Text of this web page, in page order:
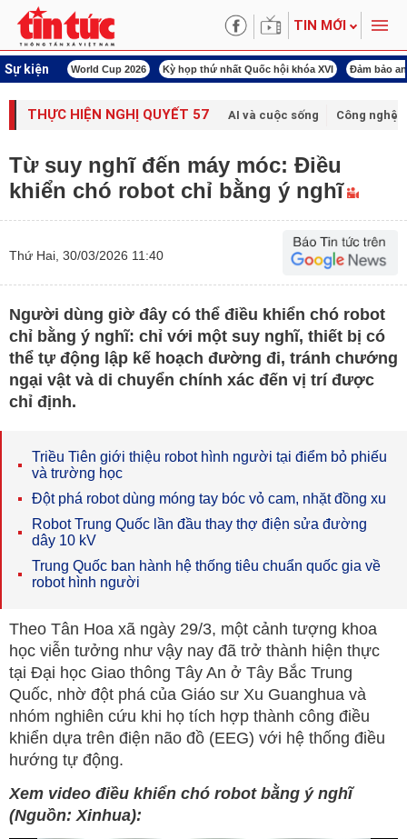
TIN MỚI
Sự kiện
Việt Nam World Cup 2026 Kỳ họp thứ nhất Quốc hội khóa XVI Đảm bảo
THỰC HIỆN NGHỊ QUYẾT 57 AI và cuộc sống Công nghệ
Từ suy nghĩ đến máy móc: Điều
khiển chó robot chỉ bằng ý nghĩ
Thứ Hai, 30/03/2026 11:40
Người dùng giờ đây có thể điều khiển chó robot
chỉ bằng ý nghĩ: chỉ với một suy nghĩ, thiết bị có
thể tự động lập kế hoạch đường đi, tránh chướng
ngại vật và di chuyển chính xác đến vị trí được
chỉ định.
Triều Tiên giới thiệu robot hình người tại điểm bỏ phiếu
và trường học
Đột phá robot dùng móng tay bóc vỏ cam, nhặt đồng xu
Robot Trung Quốc lần đầu thay thợ điện sửa đường
dây 10 kV
Trung Quốc ban hành hệ thống tiêu chuẩn quốc gia về
robot hình người
Theo Tân Hoa xã ngày 29/3, một cảnh tượng khoa
học viễn tưởng như vậy nay đã trở thành hiện thực
tại Đại học Giao thông Tây An ở Tây Bắc Trung
Quốc, nhờ đột phá của Giáo sư Xu Guanghua và
nhóm nghiên cứu khi họ tích hợp thành công điều
khiển dựa trên điện não đồ (EEG) với hệ thống điều
hướng tự động.
Xem video điều khiển chó robot bằng ý nghĩ
(Nguồn: Xinhua):